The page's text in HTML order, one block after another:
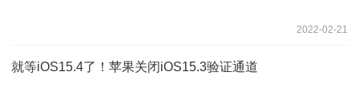
2022-02-21
就等iOS15.4了！苹果关闭iOS15.3验证通道